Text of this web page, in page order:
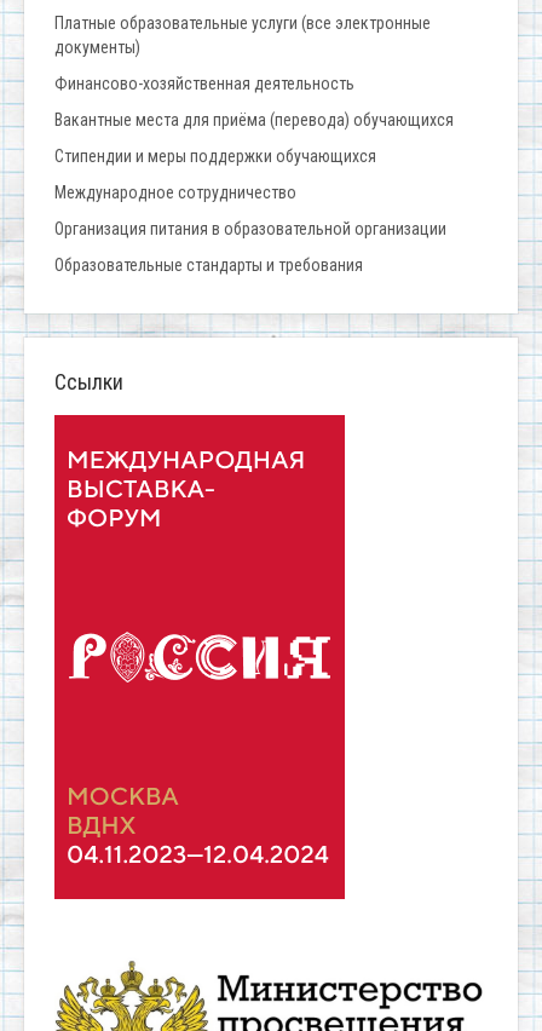
Платные образовательные услуги (все электронные
документы)
Финансово-хозяйственная деятельность
Вакантные места для приёма (перевода) обучающихся
Стипендии и меры поддержки обучающихся
Международное сотрудничество
Организация питания в образовательной организации
Образовательные стандарты и требования
Ссылки